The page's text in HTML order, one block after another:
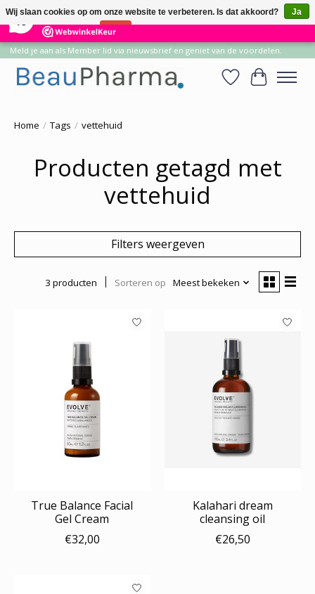
14 Reviews ×
Meld je aan als Member lid via nieuwsbrief en geniet van de voordelen.
Verlanglijst
Home / Tags / vettehuid
Producten getagd met
vettehuid
Filters weergeven
3 producten Sorteren op Meest bekeken
True Balance Facial
Gel Cream
€32,00
Kalahari dream
cleansing oil
€26,50
Wij slaan cookies op om onze website te verbeteren. Is dat akkoord?
Ja
Nee